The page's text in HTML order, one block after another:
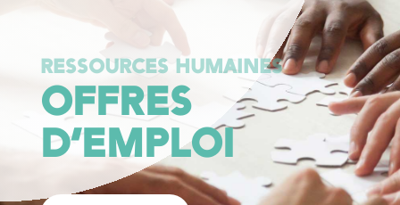
RESSOURCES HUMAINES
OFFRES
D’EMPLOI